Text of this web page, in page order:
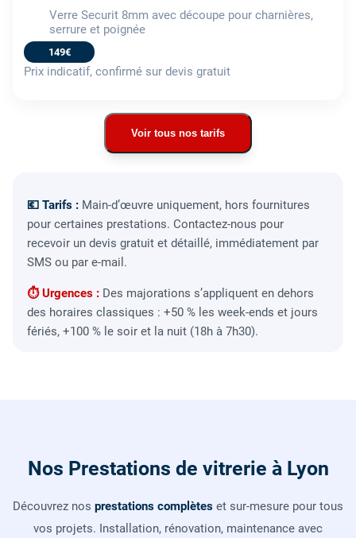
Verre Securit 8mm avec découpe pour charnières,
serrure et poignée
149€
Prix indicatif, confirmé sur devis gratuit
Voir tous nos tarifs
💶 Tarifs : Main-d’œuvre uniquement, hors fournitures
pour certaines prestations. Contactez-nous pour
recevoir un devis gratuit et détaillé, immédiatement par
SMS ou par e-mail.
⏱ Urgences : Des majorations s’appliquent en dehors
des horaires classiques : +50 % les week-ends et jours
fériés, +100 % le soir et la nuit (18h à 7h30).
Nos Prestations de vitrerie à Lyon
Découvrez nos prestations complètes et sur-mesure pour tous
vos projets. Installation, rénovation, maintenance avec